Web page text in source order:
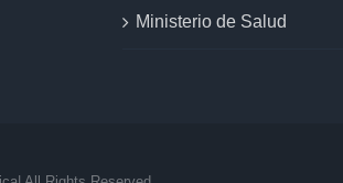
Ministerio de Salud